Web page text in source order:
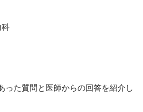
科
った質問と医師からの回答を紹介し